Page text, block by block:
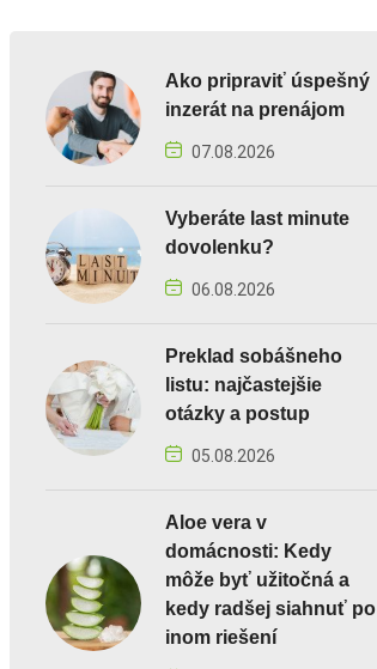
Ako pripraviť úspešný
inzerát na prenájom
07.08.2026
Vyberáte last minute
dovolenku?
06.08.2026
Preklad sobášneho
listu: najčastejšie
otázky a postup
05.08.2026
Aloe vera v
domácnosti: Kedy
môže byť užitočná a
kedy radšej siahnuť po
inom riešení